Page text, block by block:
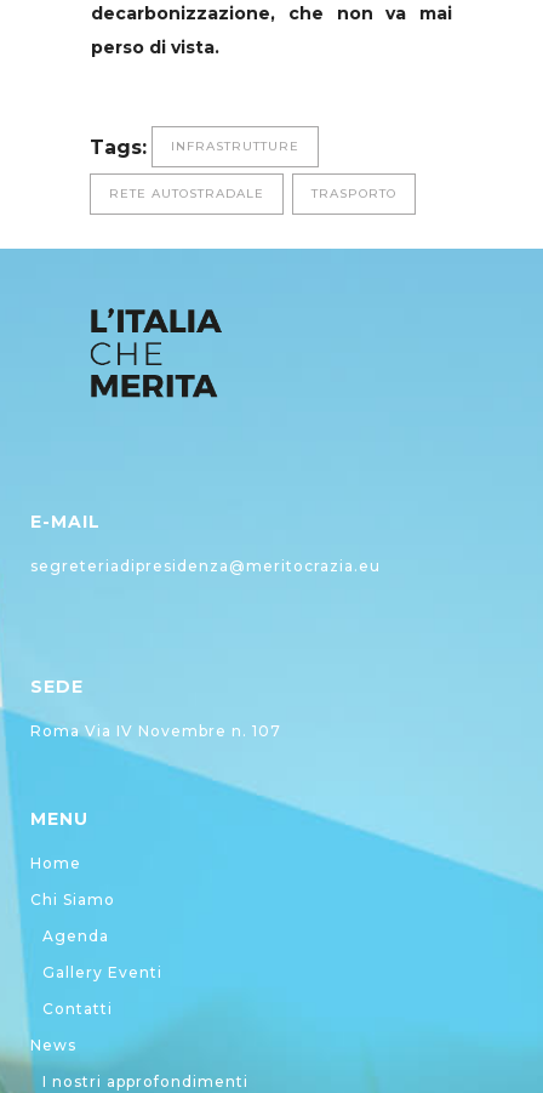
decarbonizzazione, che non va mai
perso di vista.
Tags: INFRASTRUTTURE
RETE AUTOSTRADALE TRASPORTO
E-MAIL
segreteriadipresidenza@meritocrazia.eu
SEDE
Roma Via IV Novembre n. 107
MENU
Home
Chi Siamo
Agenda
Gallery Eventi
Contatti
News
I nostri approfondimenti